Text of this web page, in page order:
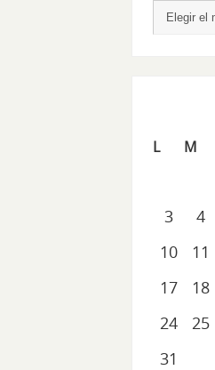
L
M
3
4
10
11
17
18
24
25
31